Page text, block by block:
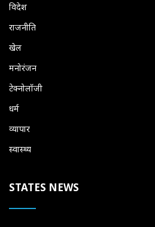
विदेश
राजनीति
खेल
मनोरंजन
टेक्नोलॉजी
धर्म
व्यापार
स्वास्थ्य
STATES NEWS